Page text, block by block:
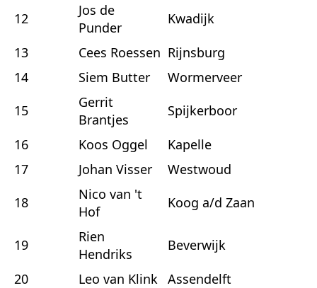
12
Jos de
Punder
Kwadijk
13
Cees Roessen Rijnsburg
14
Siem Butter
Wormerveer
15
Gerrit
Brantjes
Spijkerboor
16
Koos Oggel
Kapelle
17
Johan Visser
Westwoud
18
Nico van 't
Hof
Koog a/d Zaan
19
Rien
Hendriks
Beverwijk
20
Leo van Klink
Assendelft